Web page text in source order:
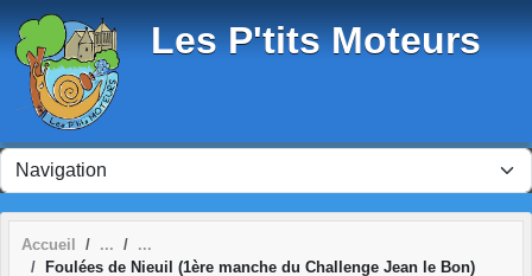
Les P'tits Moteurs
Accueil
Foulées de Nieuil (1ère manche du Challenge Jean le Bon)
Panneau de gestion des cookies